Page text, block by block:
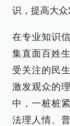
识，提高大众
在专业知识
集直面百姓
受关注的民
激发观众的
中，一桩桩
法理人情、